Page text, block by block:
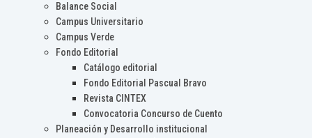
Balance Social
Campus Universitario
Campus Verde
Fondo Editorial
Catálogo editorial
Fondo Editorial Pascual Bravo
Revista CINTEX
Convocatoria Concurso de Cuento
Planeación y Desarrollo institucional